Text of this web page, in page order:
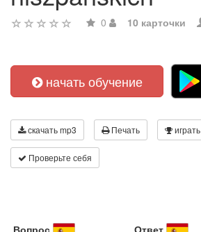
0 10 карточки
начать обучение
скачать mp3 Печать играть
Проверьте себя
Вопрос Ответ